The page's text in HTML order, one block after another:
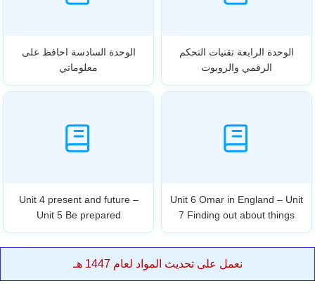
الوحدة الرابعة تقنيات التحكم
الرقمي والروبوت
الوحدة السادسة احافظ على
معلوماتي
Unit 6 Omar in England – Unit
7 Finding out about things
Unit 4 present and future –
Unit 5 Be prepared
نعمل على تحديث المواد لعام 1447 هـ